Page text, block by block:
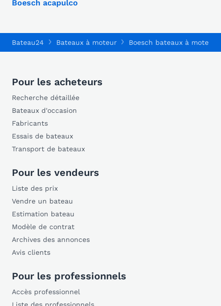
Boesch acapulco
Bateau24 Bateaux à moteur Boesch bateaux à moteur
Pour les acheteurs
Recherche détaillée
Bateaux d'occasion
Fabricants
Essais de bateaux
Transport de bateaux
Pour les vendeurs
Liste des prix
Vendre un bateau
Estimation bateau
Modèle de contrat
Archives des annonces
Avis clients
Pour les professionnels
Accès professionnel